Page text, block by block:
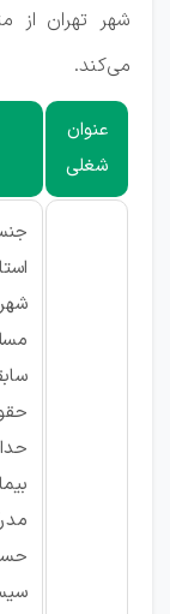
شهر تهران از
می‌کند.
عنوان
شغلی
حقوق